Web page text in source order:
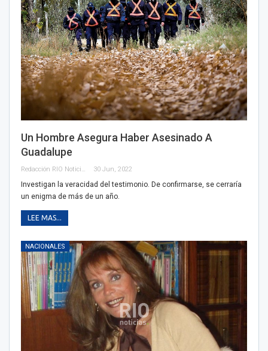
Un Hombre Asegura Haber Asesinado A
Guadalupe
Redacción RIO Noticias 30 Jun, 2022
Investigan la veracidad del testimonio. De confirmarse, se cerraría
un enigma de más de un año.
LEE MAS...
NACIONALES